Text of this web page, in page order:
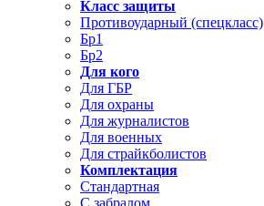
Класс защиты
Противоударный (спецкласс)
Бр1
Бр2
Для кого
Для ГБР
Для охраны
Для журналистов
Для военных
Для страйкболистов
Комплектация
Стандартная
С забралом